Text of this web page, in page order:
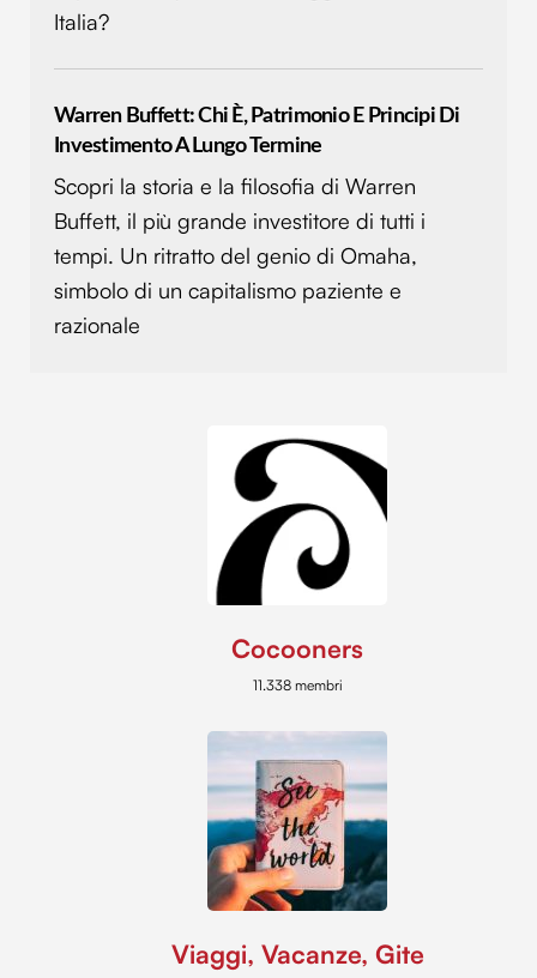
informazioni sul modo in cui utilizzi il nostro sito con i
con altre informazioni che hai fornito loro o che hanno
raccolto dal tuo utilizzo dei loro servizi.
Italia?
Warren Buffett: Chi È, Patrimonio E Principi Di
Investimento A Lungo Termine
Scopri la storia e la filosofia di Warren
Buffett, il più grande investitore di tutti i
tempi. Un ritratto del genio di Omaha,
simbolo di un capitalismo paziente e
razionale
Cocooners
11.338 membri
Viaggi, Vacanze, Gite